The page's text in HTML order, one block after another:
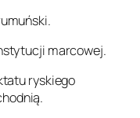
marcowej.
ryskiego